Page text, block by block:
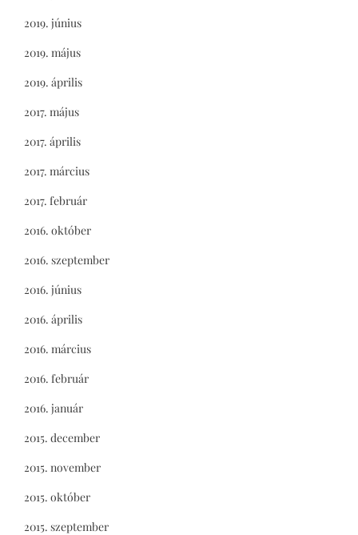
2019. június
2019. május
2019. április
2017. május
2017. április
2017. március
2017. február
2016. október
2016. szeptember
2016. június
2016. április
2016. március
2016. február
2016. január
2015. december
2015. november
2015. október
2015. szeptember